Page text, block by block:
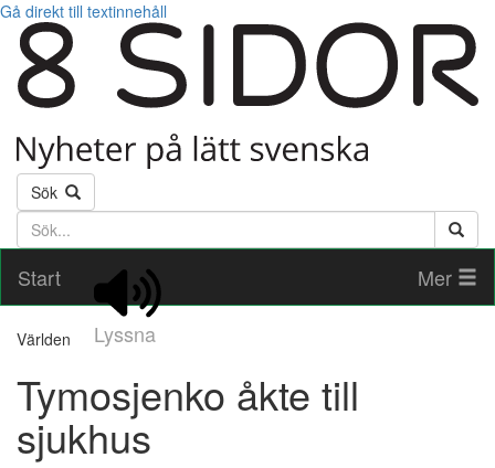
Gå direkt till textinnehåll
Sök
Söktext
Start
Lyssna
Mer
Världen
Tymosjenko åkte till
sjukhus